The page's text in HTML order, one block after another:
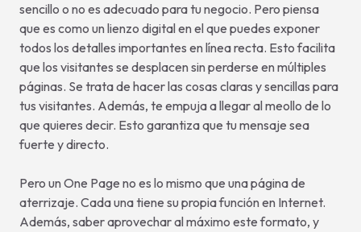
sencillo o no es adecuado para tu negocio. Pero piensa
que es como un lienzo digital en el que puedes exponer
todos los detalles importantes en línea recta. Esto facilita
que los visitantes se desplacen sin perderse en múltiples
páginas. Se trata de hacer las cosas claras y sencillas para
tus visitantes. Además, te empuja a llegar al meollo de lo
que quieres decir. Esto garantiza que tu mensaje sea
fuerte y directo.
Pero un One Page no es lo mismo que una página de
aterrizaje. Cada una tiene su propia función en Internet.
Además, saber aprovechar al máximo este formato, y